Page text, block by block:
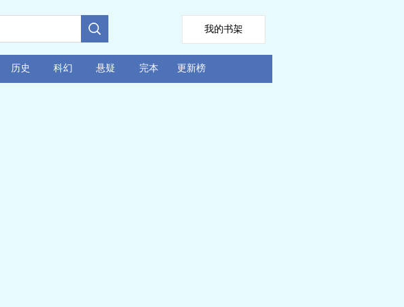
我的书架
历史 科幻 悬疑 完本 更新榜